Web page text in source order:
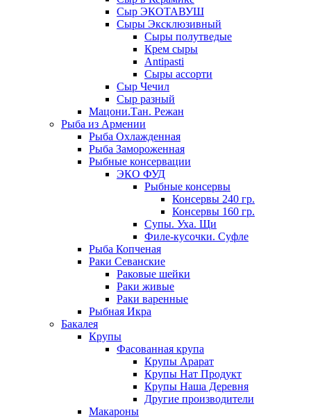
Сыр ЭКОТАВУШ
Сыры Эксклюзивный
Сыры полутведые
Крем сыры
Antipasti
Сыры ассорти
Сыр Чечил
Сыр разный
Мацони.Тан. Режан
Рыба из Армении
Рыба Охлажденная
Рыба Замороженная
Рыбные консервации
ЭКО ФУД
Рыбные консервы
Консервы 240 гр.
Консервы 160 гр.
Супы. Уха. Щи
Филе-кусочки. Суфле
Рыба Копченая
Раки Севанские
Раковые шейки
Раки живые
Раки варенные
Рыбная Икра
Бакалея
Крупы
Фасованная крупа
Крупы Арарат
Крупы Нат Продукт
Крупы Наша Деревня
Другие производители
Макароны